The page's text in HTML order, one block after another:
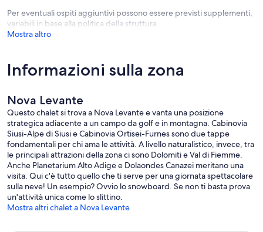
Per eventuali ospiti aggiuntivi possono essere previsti supplementi,
variabili in base alla politica della struttura.
Mostra altro
Informazioni sulla zona
Nova Levante
Questo chalet si trova a Nova Levante e vanta una posizione
strategica adiacente a un campo da golf e in montagna. Cabinovia
Siusi-Alpe di Siusi e Cabinovia Ortisei-Furnes sono due tappe
fondamentali per chi ama le attività. A livello naturalistico, invece, tra
le principali attrazioni della zona ci sono Dolomiti e Val di Fiemme.
Anche Planetarium Alto Adige e Dolaondes Canazei meritano una
visita. Qui c'è tutto quello che ti serve per una giornata spettacolare
sulla neve! Un esempio? Ovvio lo snowboard. Se non ti basta prova
un'attività unica come lo slittino.
Mostra altri chalet a Nova Levante